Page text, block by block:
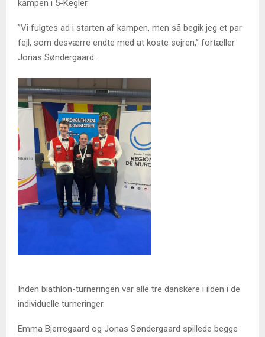
kampen i 5-Kegler.
”Vi fulgtes ad i starten af kampen, men så begik jeg et par
fejl, som desværre endte med at koste sejren,” fortæller
Jonas Søndergaard.
Inden biathlon-turneringen var alle tre danskere i ilden i de
individuelle turneringer.
Emma Bjerregaard og Jonas Søndergaard spillede begge